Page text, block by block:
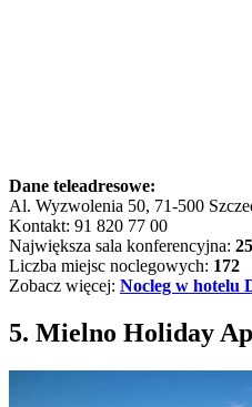
Dane teleadresowe:
Al. Wyzwolenia 50, 71-500
Kontakt: 91 820 77 00
Największa sala konferencyjna:
Liczba miejsc noclegowych: 172
Zobacz więcej: Nocleg w hotelu
5. Mielno Holiday